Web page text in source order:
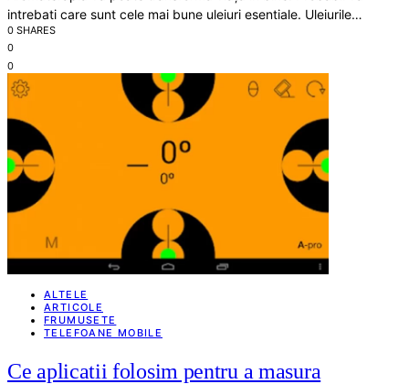
intrebati care sunt cele mai bune uleiuri esentiale. Uleiurile…
0 SHARES
0
0
ALTELE
ARTICOLE
FRUMUSETE
TELEFOANE MOBILE
Ce aplicatii folosim pentru a masura